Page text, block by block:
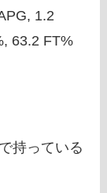
1.2
63.2 FT%
持っている